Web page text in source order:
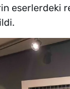
eserlerdeki